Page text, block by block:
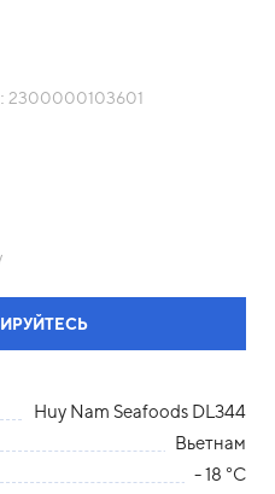
2300000103601
Huy Nam Seafoods DL344
Вьетнам
- 18 °С